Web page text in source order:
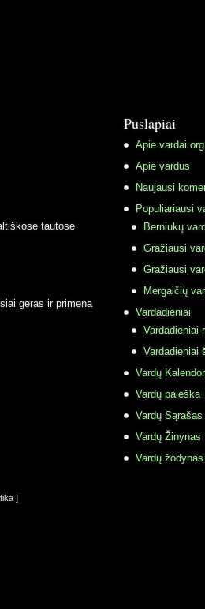
tautose
geras ir primena
Puslapiai
Apie vardai.org
Apie vardus
Naujausi
Populiariausi
Berniukų
Gražiausi
Gražiausi
Mergaičių
Vardadieniai
Vardadieniai
Vardadieniai
Vardų
Vardų paieška
Vardų Sąrašas
Vardų Žinynas
Vardų
]